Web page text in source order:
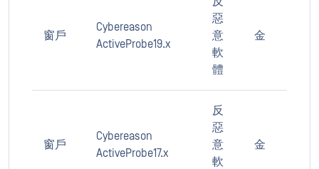
窗戶
Cybereason
ActiveProbe19.x
惡
意
軟
體
金
窗戶
Cybereason
ActiveProbe17.x
反
惡
意
軟
金